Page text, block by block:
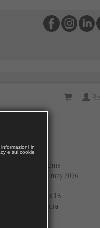
Roma
26 may 2026
10,3 x 18
brossura
in
e sui cookie